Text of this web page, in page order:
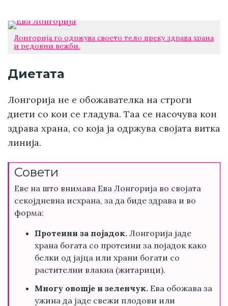
Лонгорија го одржува своето тело преку здрава храна
и редовни вежби.
Диетата
Лонгорија не е обожавателка на строги
диети со кои се гладува. Таа се насочува кон
здрава храна, со која ја одржува својата витка
линија.
Совети
Еве на што внимава Ева Лонгорија во својата
секојдневна исхрана, за да биде здрава и во
форма:
Протеини за појадок. Лонгорија јаде
храна богата со протеини за појадок како
белки од јајца или храни богати со
растителни влакна (житарици).
Многу овошје и зеленчук. Ева обожава за
ужина да јаде свежи плодови или